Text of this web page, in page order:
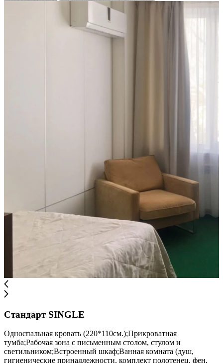
Стандарт SINGLE
Односпальная кровать (220*110см.);Прикроватная
тумба;Рабочая зона с письменным столом, стулом и
светильником;Встроенный шкаф;Ванная комната (душ,
гигиенические принадлежности, комплект полотенец, фен,